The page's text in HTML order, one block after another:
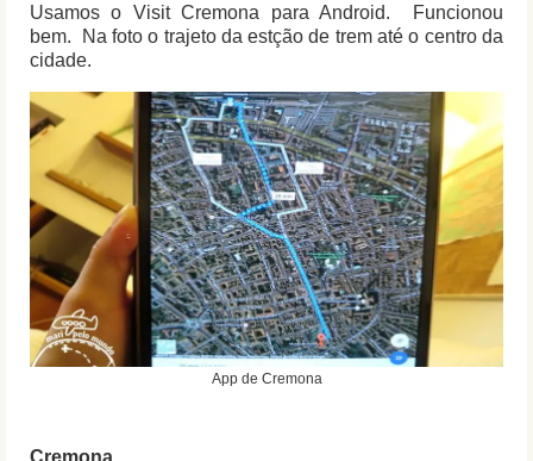
Usamos o Visit Cremona para Android. Funcionou
bem. Na foto o trajeto da estção de trem até o centro da
cidade.
App de Cremona